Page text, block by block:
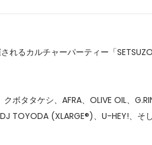
れるカルチャーパーティー「
ボタタケシ、AFRA、OLIVE OIL、
(XLARGE®)、U-HEY!、そ